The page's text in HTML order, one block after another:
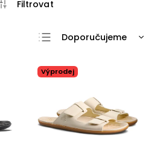
Doporučujeme
Nejdražší
Nejprodávanější
Abecedně
Výprodej